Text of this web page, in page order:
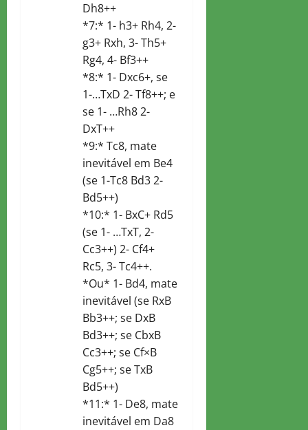
Dh8++
*7:* 1- h3+ Rh4, 2-
g3+ Rxh, 3- Th5+
Rg4, 4- Bf3++
*8:* 1- Dxc6+, se
1-…TxD 2- Tf8++; e
se 1- …Rh8 2-
DxT++
*9:* Tc8, mate
inevitável em Be4
(se 1-Tc8 Bd3 2-
Bd5++)
*10:* 1- BxC+ Rd5
(se 1- …TxT, 2-
Cc3++) 2- Cf4+
Rc5, 3- Tc4++.
*Ou* 1- Bd4, mate
inevitável (se RxB
Bb3++; se DxB
Bd3++; se CbxB
Cc3++; se Cf×B
Cg5++; se TxB
Bd5++)
*11:* 1- De8, mate
inevitável em Da8